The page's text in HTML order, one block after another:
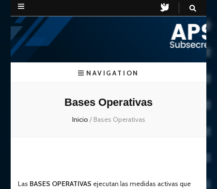
APSV
Chubut
Subsecretaria de Seguridad Vial
NAVIGATION
Bases Operativas
Inicio / Bases Operativas
Las BASES OPERATIVAS ejecutan las medidas activas que